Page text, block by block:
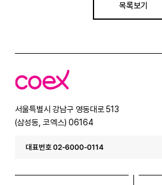
목록보기
코
엑
서울특별시 강남구 영동대로 513
(삼성동, 코엑스) 06164
대표번호 02-6000-0114